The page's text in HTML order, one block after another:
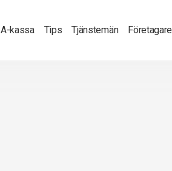
A-kassa Tips Tjänstemän Företagare